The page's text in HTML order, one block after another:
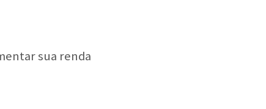
sua renda